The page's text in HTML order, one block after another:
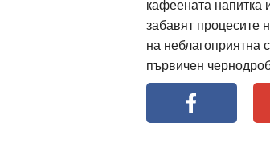
кафеената напитка
забавят процесите
на неблагоприятна
първичен